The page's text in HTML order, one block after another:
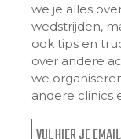
we je alles
wedstrijden,
ook tips en
over andere
we
andere clinics